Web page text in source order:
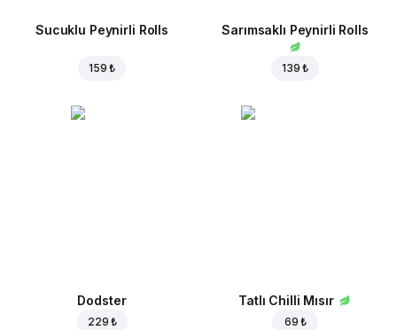
Sucuklu Peynirli Rolls
159 ₺
Sarımsaklı Peynirli Rolls
139 ₺
Dodster
229 ₺
Tatlı Chilli Mısır
69 ₺